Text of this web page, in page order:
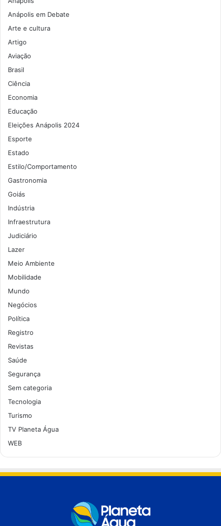
Anápolis em Debate
Arte e cultura
Artigo
Aviação
Brasil
Ciência
Economia
Educação
Eleições Anápolis 2024
Esporte
Estado
Estilo/Comportamento
Gastronomia
Goiás
Indústria
Infraestrutura
Judiciário
Lazer
Meio Ambiente
Mobilidade
Mundo
Negócios
Política
Registro
Revistas
Saúde
Segurança
Sem categoria
Tecnologia
Turismo
TV Planeta Água
WEB